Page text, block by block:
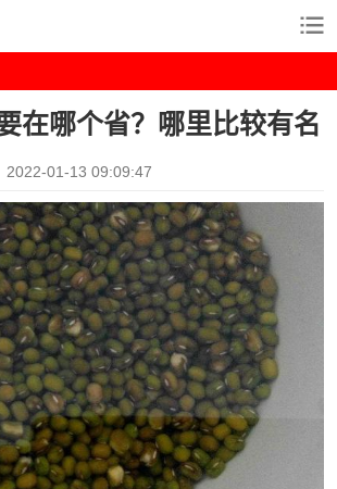
在哪个省？哪里比较有名
2022-01-13 09:09:47